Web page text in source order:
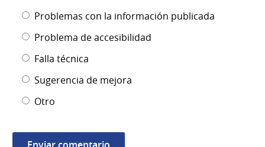
Problemas con la información publicada
Problema de accesibilidad
Falla técnica
Sugerencia de mejora
Otro